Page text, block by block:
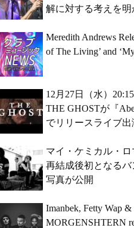
解に対する考えを明
Meredith Andrews
of The Living’ and
12月27日（水）
THE GHOSTが『
でリリースライブ出
マイ・ケミカル・ロ
再結成後初となるバ
写真が公開
Imanbek, Fetty Wap &
MORGENSHTERN